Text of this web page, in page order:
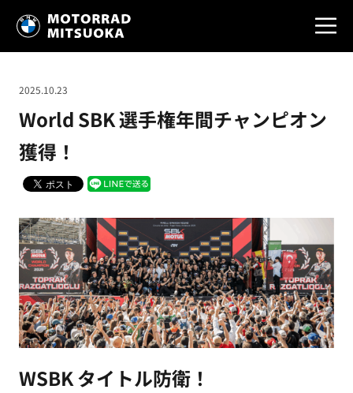
World SBK 選手権年間チャンピオン
獲得！
2025.10.23
WSBK タイトル防衛！